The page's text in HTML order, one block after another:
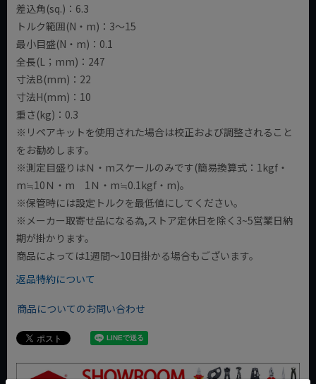
差込角(sq.)：6.3
トルク範囲(N・m)：3～15
最小目盛(N・m)：0.1
全長(L；mm)：247
寸法B(mm)：22
寸法H(mm)：10
重さ(kg)：0.3
※リペアキットを使用された場合は校正および調整されること
をお勧めします。
※測定目盛りはＮ・mスケールのみです(簡易換算式：1kgf・
m≒10Ｎ・m 1Ｎ・m≒0.1kgf・m)。
※保管時には設定トルクを最低値にしてください。
※メーカー取寄せ品になる為,ストア定休日を除く3~5営業日納
期が掛かります。
商品によっては1週間～10日掛かる場合もございます。
返品特約について
商品についてのお問い合わせ